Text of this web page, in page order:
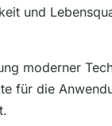
und
moderner
für die